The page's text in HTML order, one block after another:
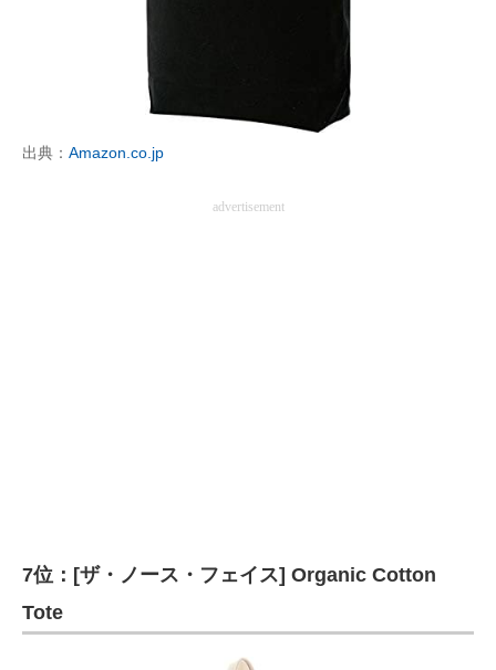
出典： Amazon.co.jp
advertisement
7位：[ザ・ノース・フェイス] Organic Cotton
Tote